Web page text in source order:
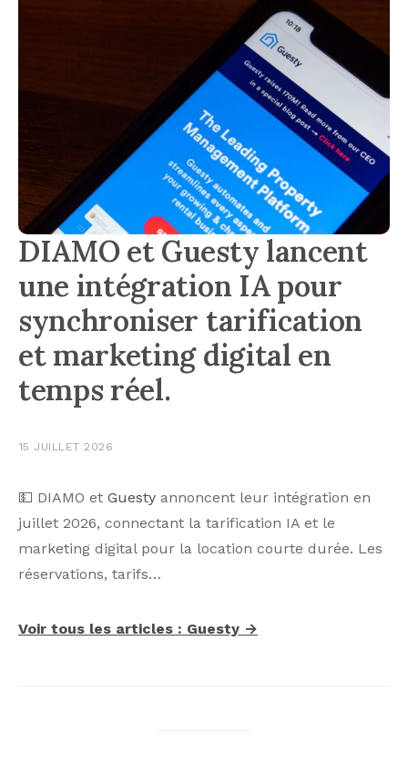
DIAMO et Guesty lancent
une intégration IA pour
synchroniser tarification
et marketing digital en
temps réel.
15 JUILLET 2026
💵 DIAMO et Guesty annoncent leur intégration en
juillet 2026, connectant la tarification IA et le
marketing digital pour la location courte durée. Les
réservations, tarifs…
Voir tous les articles : Guesty →